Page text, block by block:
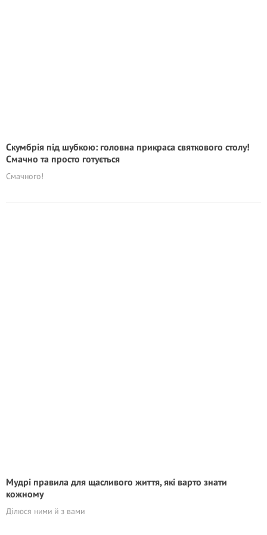
Скумбрія під шубкою: головна прикраса святкового столу!
Смачно та просто готується
Смачного!
Мудрі правила для щасливого життя, які варто знати
кожному
Ділюся ними й з вами